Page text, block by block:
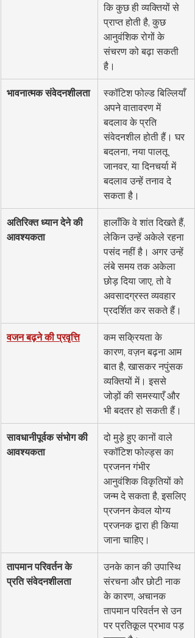
कि कुछ ही व्यक्तियों से
प्राप्त होती है, कुछ
आनुवंशिक रोगों के
संचरण को बढ़ा सकती
है।
भावनात्मक संवेदनशीलता
स्कॉटिश फोल्ड बिल्लियाँ
अपने वातावरण में
बदलाव के प्रति
संवेदनशील होती हैं। घर
बदलना, नया पालतू
जानवर, या दिनचर्या में
बदलाव उन्हें तनाव दे
सकता है।
अतिरिक्त ध्यान देने की
आवश्यकता
हालाँकि वे शांत दिखते हैं,
लेकिन उन्हें अकेले रहना
पसंद नहीं है। अगर उन्हें
लंबे समय तक अकेला
छोड़ दिया जाए, तो वे
अवसादग्रस्त व्यवहार
प्रदर्शित कर सकते हैं।
वजन बढ़ने की प्रवृत्ति
कम सक्रियता के
कारण, वज़न बढ़ना आम
बात है, खासकर नपुंसक
व्यक्तियों में। इससे
जोड़ों की समस्याएँ और
भी बदतर हो सकती हैं।
सावधानीपूर्वक संभोग की
आवश्यकता
दो मुड़े हुए कानों वाले
स्कॉटिश फोल्ड्स का
प्रजनन गंभीर
आनुवंशिक विकृतियों को
जन्म दे सकता है, इसलिए
प्रजनन केवल योग्य
प्रजनक द्वारा ही किया
जाना चाहिए।
तापमान परिवर्तन के
प्रति संवेदनशीलता
उनके कान की उपास्थि
संरचना और छोटी नाक
के कारण, अचानक
तापमान परिवर्तन से उन
पर प्रतिकूल प्रभाव पड़